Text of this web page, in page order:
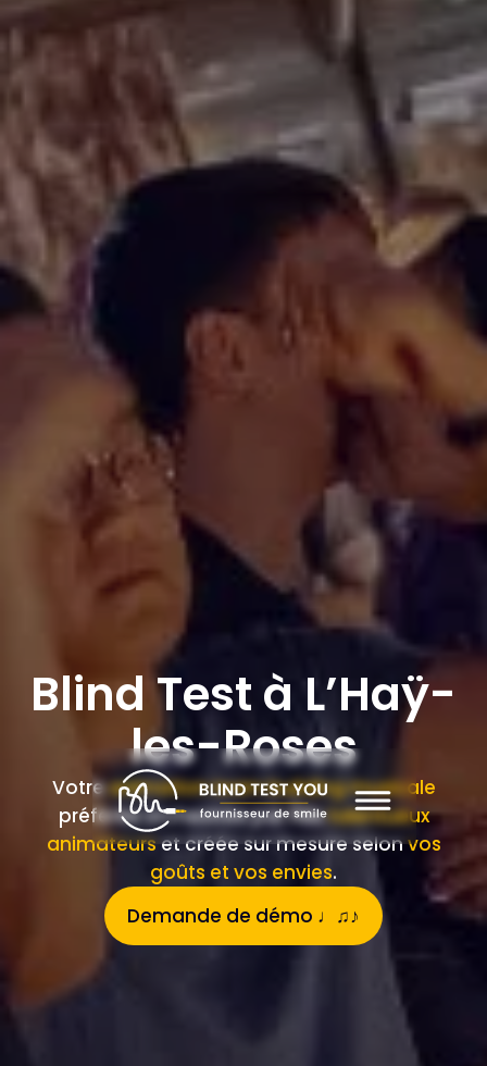
Blind Test à L’Haÿ-
les-Roses
Votreanimation team building musicale
préférée orchestrée par nostalentueux
animateurset créée sur mesure selonvos
goûts et vos envies.
Demande de démo ♩♫♪